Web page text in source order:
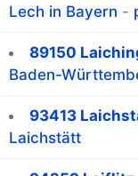
Lech in Bayern -
89150
Baden-
93413
Laichstätt